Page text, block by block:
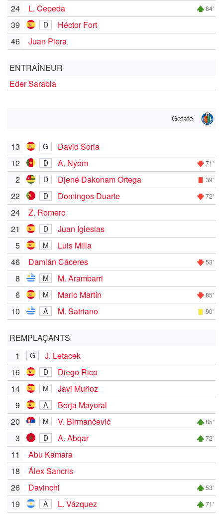
24 L. Cepeda 84'
39 D
Héctor Fort
46
Juan Piera
ENTRAÎNEUR
Eder Sarabia
Getafe
13 G
David Soria
12
D A. Nyom 71'
2 D Djené Dakonam Ortega 39'
22 D Domingos Duarte 72'
24
Z. Romero
21
D
Juan Iglesias
5
M
Luis Milla
46
Damián Cáceres 53'
8 M
M. Arambarri
6
M Mario Martín 85'
10 A M. Satriano 90'
REMPLAÇANTS
1
G
J. Letacek
16
D
Diego Rico
14
M
Javi Muñoz
9
A
Borja Mayoral
20
M V. Birmančević 85'
3 D A. Abqar 72'
11
Abu Kamara
18
Álex Sancris
26
Davinchi 53'
19 A L. Vázquez 71'